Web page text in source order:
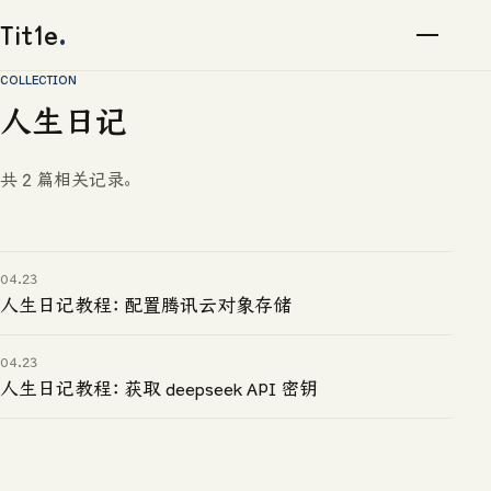
Tit1e.
COLLECTION
人生日记
共 2 篇相关记录。
04.23
人生日记教程：配置腾讯云对象存储
04.23
人生日记教程：获取 deepseek API 密钥